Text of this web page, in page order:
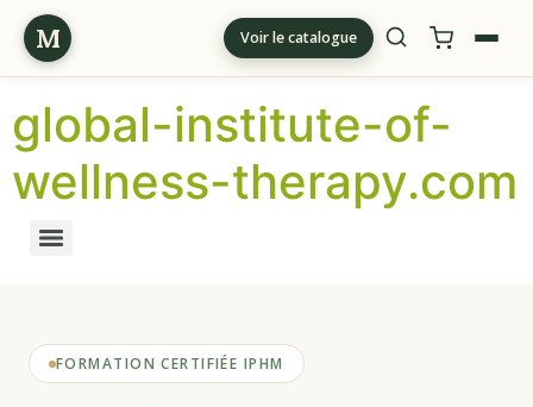
M Voir le catalogue
global-institute-of-
wellness-therapy.com
FORMATION CERTIFIÉE IPHM